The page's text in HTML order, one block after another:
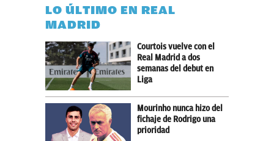
LO ÚLTIMO EN REAL
MADRID
Courtois vuelve con el
Real Madrid a dos
semanas del debut en
Liga
Mourinho nunca hizo del
fichaje de Rodrigo una
prioridad